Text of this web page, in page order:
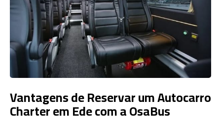
Vantagens de Reservar um Autocarro
Charter em Ede com a OsaBus